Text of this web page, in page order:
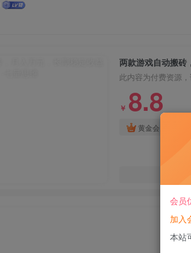
此内容为付费资源
￥ 8.8
黄金会员
会员
加入
本站